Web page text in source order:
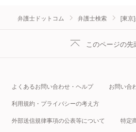
弁護士ドットコム 弁護士検索 [東京
このページの先
よくあるお問い合わせ・ヘルプ お問い合
利用規約・プライバシーの考え方
外部送信規律事項の公表等について 特定